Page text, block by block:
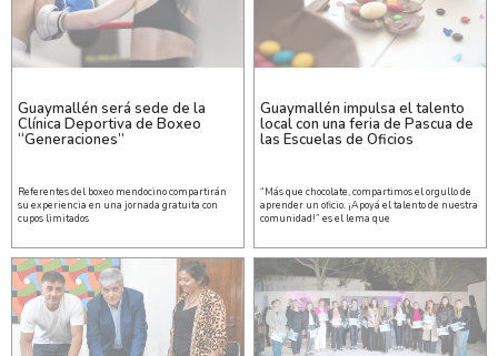
Guaymallén será sede de la
Clínica Deportiva de Boxeo
“Generaciones”
Referentes del boxeo mendocino compartirán
su experiencia en una jornada gratuita con
cupos limitados
Guaymallén impulsa el talento
local con una feria de Pascua de
las Escuelas de Oficios
“Más que chocolate, compartimos el orgullo de
aprender un oficio. ¡Apoyá el talento de nuestra
comunidad!” es el lema que